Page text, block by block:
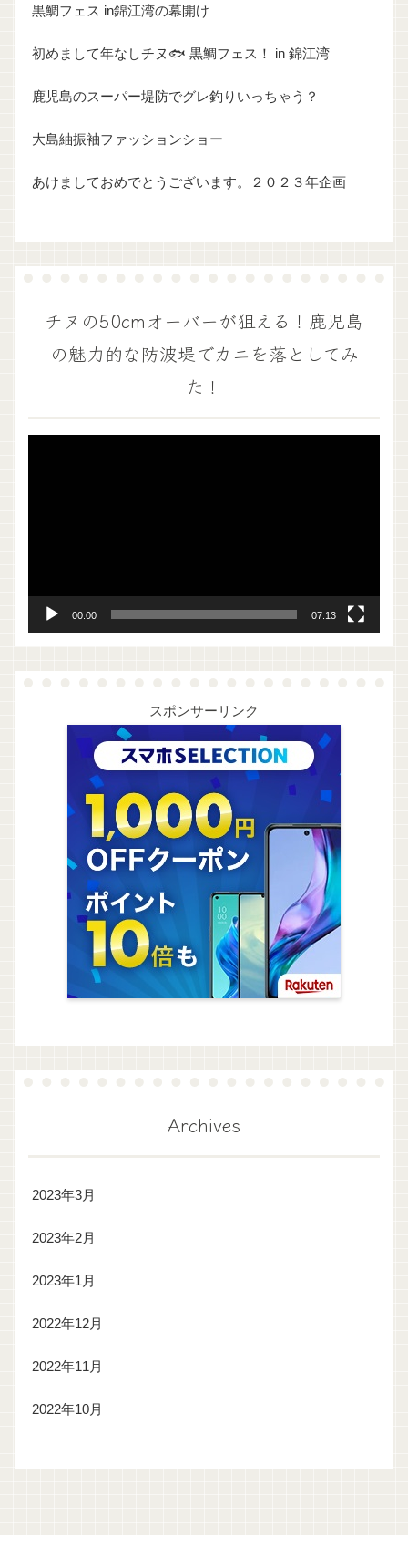
黒鯛フェス in錦江湾の幕開け
初めまして年なしチヌ🐟 黒鯛フェス！ in 錦江湾
鹿児島のスーパー堤防でグレ釣りいっちゃう？
大島紬振袖ファッションショー
あけましておめでとうございます。２０２３年企画
チヌの50cmオーバーが狙える！鹿児島
の魅力的な防波堤でカニを落としてみ
た！
ー
00:00 07:13
スポンサーリンク
Archives
2023年3月
2023年2月
2023年1月
2022年12月
2022年11月
2022年10月